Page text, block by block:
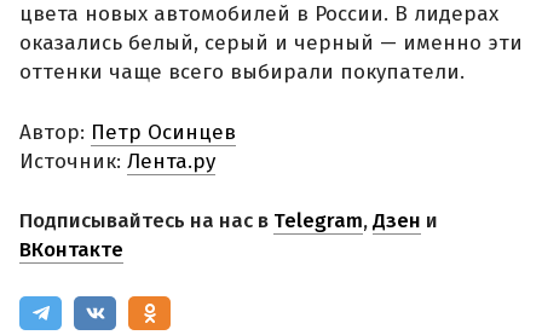
цвета новых автомобилей в России. В лидерах
оказались белый, серый и черный — именно эти
оттенки чаще всего выбирали покупатели.
Автор: Петр Осинцев
Источник: Лента.ру
Подписывайтесь на нас в Telegram,Дзен и
ВКонтакте